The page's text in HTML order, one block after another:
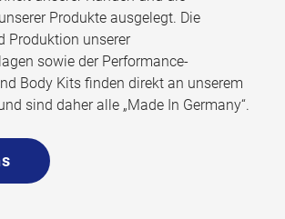
Produkte ausgelegt. Die
Produktion unserer
sowie der Performance-
Body Kits finden direkt an unserem
sind daher alle „Made In Germany“.